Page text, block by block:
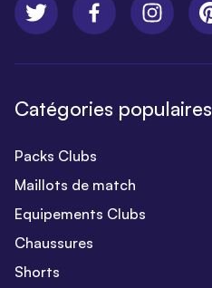
Catégories populaires
Packs Clubs
Maillots de match
Equipements Clubs
Chaussures
Shorts